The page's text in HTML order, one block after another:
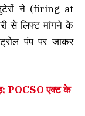
लुटेरों ने (firing at
से लिफ्ट मांगने के
पंप पर जाकर
POCSO एक्ट के